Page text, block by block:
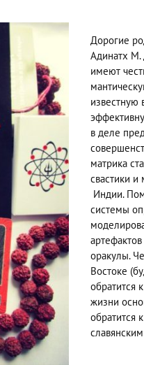
Дорогие
Адинатх
имеют
известную
в деле
матрика
свастики
Индии.
системы
оракулы.
Востоке
обратится
жизни
обратится